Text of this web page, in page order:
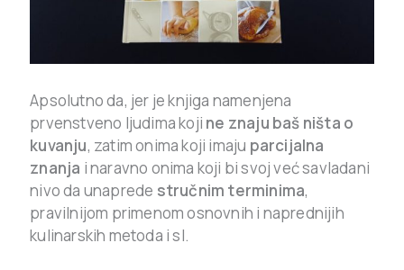
Apsolutno da, jer je knjiga namenjena
prvenstveno ljudima koji ne znaju baš ništa o
kuvanju, zatim onima koji imaju parcijalna
znanja i naravno onima koji bi svoj već savladani
nivo da unaprede stručnim terminima,
pravilnijom primenom osnovnih i naprednijih
kulinarskih metoda i sl.